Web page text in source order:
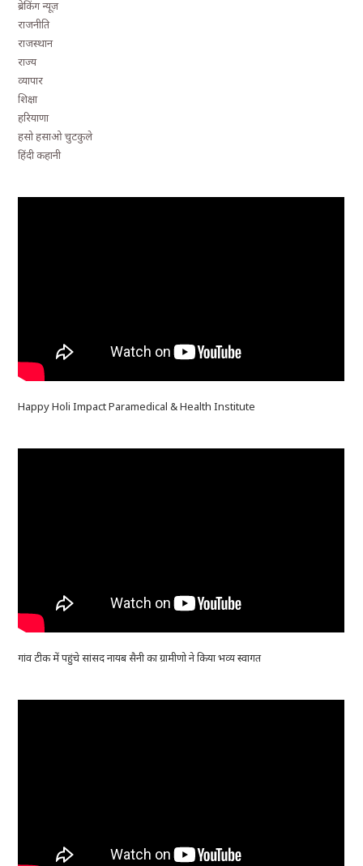
ब्रेकिंग न्यूज़
राजनीति
राजस्थान
राज्य
व्यापार
शिक्षा
हरियाणा
हसो हसाओ चुटकुले
हिंदी कहानी
Happy Holi Impact Paramedical & Health Institute
गांव टीक में पहुंचे सांसद नायब सैनी का ग्रामीणो ने किया भव्य स्वागत